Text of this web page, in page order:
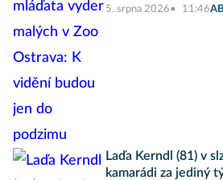
5. srpna 2026 11:46
Laďa Kerndl (81) v
kamarádi za jediný